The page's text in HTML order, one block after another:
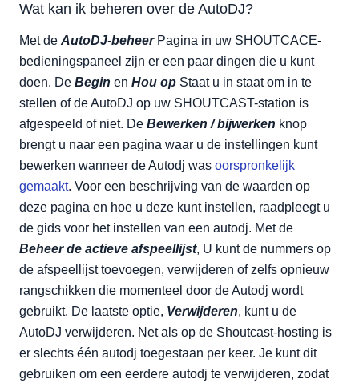
Wat kan ik beheren over de AutoDJ?
Met deAutoDJ-beheerPagina in uw SHOUTCACE-
bedieningspaneel zijn er een paar dingen die u kunt
doen. De Begin en Hou op Staat u in staat om in te
stellen of de AutoDJ op uw SHOUTCAST-station is
afgespeeld of niet. De Bewerken / bijwerken knop
brengt u naar een pagina waar u de instellingen kunt
bewerken wanneer de Autodj was oorspronkelijk
gemaakt. Voor een beschrijving van de waarden op
deze pagina en hoe u deze kunt instellen, raadpleegt u
de gids voor het instellen van een autodj. Met de
Beheer de actieve afspeellijst, U kunt de nummers op
de afspeellijst toevoegen, verwijderen of zelfs opnieuw
rangschikken die momenteel door de Autodj wordt
gebruikt. De laatste optie, Verwijderen, kunt u de
AutoDJ verwijderen. Net als op de Shoutcast-hosting is
er slechts één autodj toegestaan per keer. Je kunt dit
gebruiken om een eerdere autodj te verwijderen, zodat